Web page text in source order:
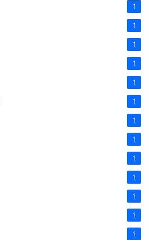
1
1
1
1
1
1
1
1
1
1
1
1
1